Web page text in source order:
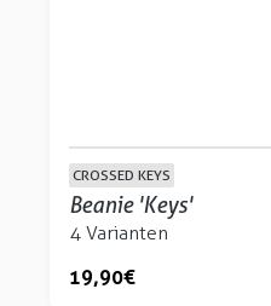
CROSSED KEYS
Beanie 'Keys'
4 Varianten
19,90 €